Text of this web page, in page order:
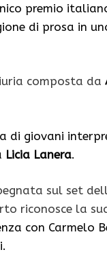
premio
di prosa in
composta da
giovani
Licia Lanera.
sul set
riconosce la
con Carmelo